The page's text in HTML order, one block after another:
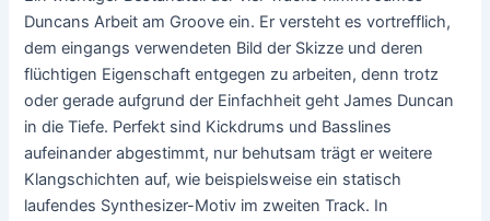
Duncans Arbeit am Groove ein. Er versteht es vortrefflich,
dem eingangs verwendeten Bild der Skizze und deren
flüchtigen Eigenschaft entgegen zu arbeiten, denn trotz
oder gerade aufgrund der Einfachheit geht James Duncan
in die Tiefe. Perfekt sind Kickdrums und Basslines
aufeinander abgestimmt, nur behutsam trägt er weitere
Klangschichten auf, wie beispielsweise ein statisch
laufendes Synthesizer-Motiv im zweiten Track. In